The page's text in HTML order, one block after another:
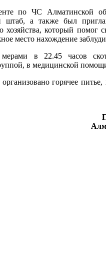
по ЧС Алматинской
штаб, а также был
хозяйства, который помог
место нахождение
в 22.45 часов
в медицинской
горячее